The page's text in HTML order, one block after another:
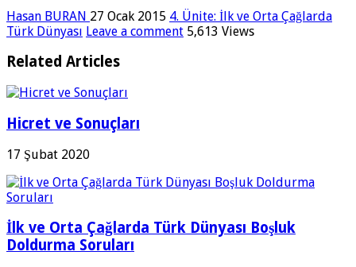
Hasan BURAN 27 Ocak 2015 4. Ünite: İlk ve Orta Çağlarda
Türk Dünyası Leave a comment 5,613 Views
Related Articles
Hicret ve Sonuçları
17 Şubat 2020
İlk ve Orta Çağlarda Türk Dünyası Boşluk
Doldurma Soruları